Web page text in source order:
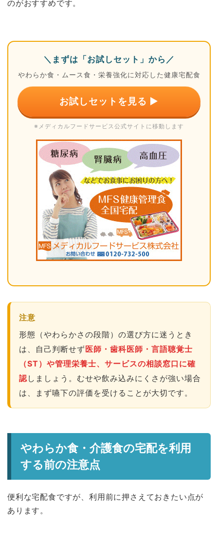
のがおすすめです。
＼まずは「お試しセット」から／
やわらか食・ムース食・栄養強化に対応した健康宅配食
お試しセットを見る ▶
※メディカルフードサービス公式サイトに移動します
注意
形態（やわらかさの段階）の選び方に迷うとき
は、自己判断せず医師・歯科医師・言語聴覚士
（ST）や管理栄養士、サービスの相談窓口に確
認 しましょう。むせや飲み込みにくさが強い場合
は、まず嚥下の評価を受けることが大切です。
やわらか食・介護食の宅配を利用
する前の注意点
便利な宅配食ですが、利用前に押さえておきたい点が
あります。